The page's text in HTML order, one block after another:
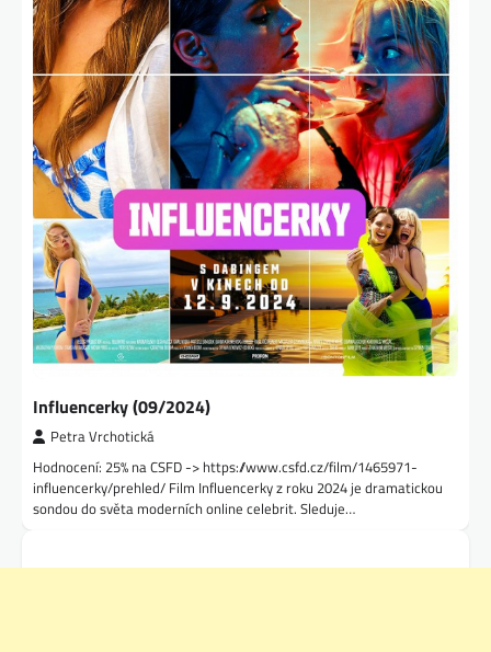
Influencerky (09/2024)
Petra Vrchotická
Hodnocení: 25% na CSFD -> https://www.csfd.cz/film/1465971-
influencerky/prehled/ Film Influencerky z roku 2024 je dramatickou
sondou do světa moderních online celebrit. Sleduje…